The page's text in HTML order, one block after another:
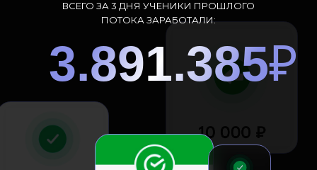
3.891.385₽
ВСЕГО ЗА 3 ДНЯ УЧЕНИКИ ПРОШЛОГО
ПОТОКА ЗАРАБОТАЛИ: